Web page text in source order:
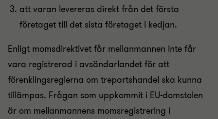
att varan levereras direkt från det första
företaget till det sista företaget i kedjan.
Enligt momsdirektivet får mellanmannen inte får
vara registrerad i avsändarlandet för att
förenklingsreglerna om trepartshandel ska kunna
tillämpas. Frågan som uppkommit i EU-domstolen
är om mellanmannens momsregistrering i